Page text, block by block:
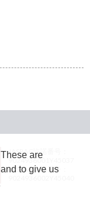
JASRAC許諾番号：
9024936001Y45037
JASRAC許諾番号：
are
to give us